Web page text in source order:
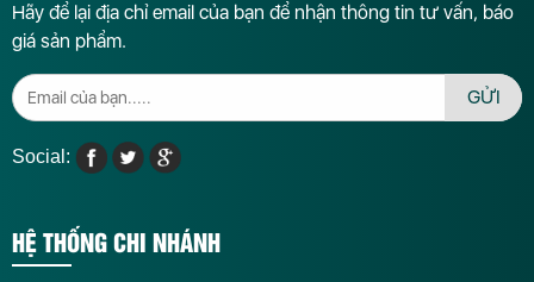
Hãy để lại địa chỉ email của bạn để nhận thông tin tư vấn, báo
giá sản phẩm.
GỬI
Social:
HỆ THỐNG CHI NHÁNH